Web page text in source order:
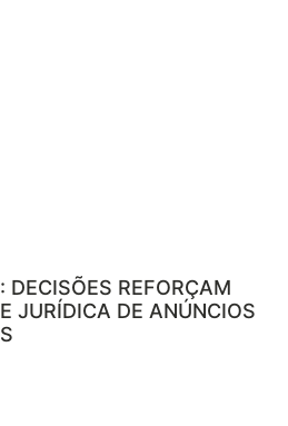
DECISÕES REFORÇAM
JURÍDICA DE ANÚNCIOS